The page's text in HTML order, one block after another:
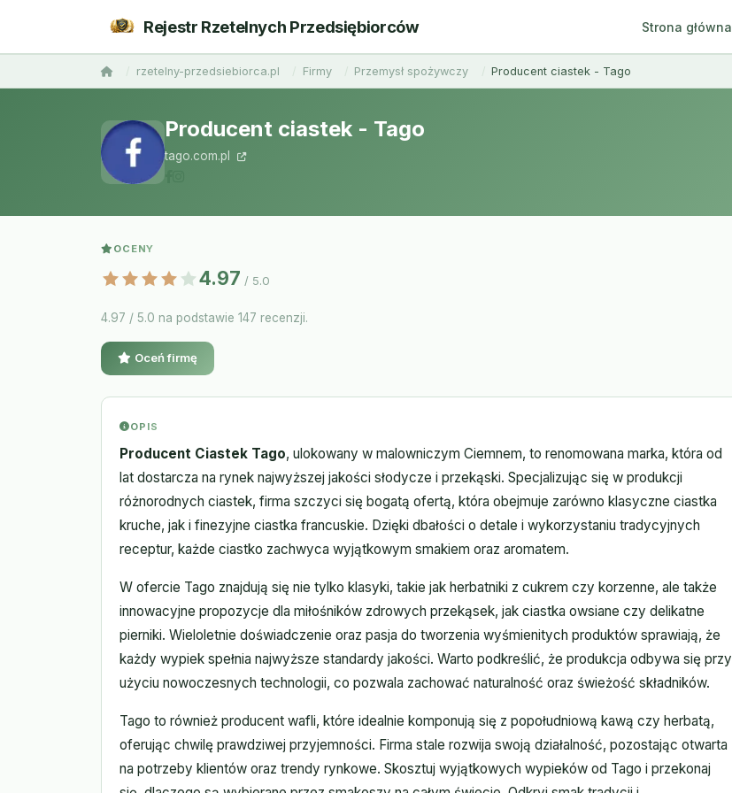
Rejestr Rzetelnych Przedsiębiorców Strona główna
rzetelny-przedsiebiorca.pl Firmy Przemysł spożywczy Producent ciastek - Tago
Producent ciastek - Tago
tago.com.pl
OCENY
4.97 / 5.0
4.97 / 5.0 na podstawie 147 recenzji.
Oceń firmę
OPIS
Producent Ciastek Tago, ulokowany w malowniczym Ciemnem, to renomowana marka, która od
lat dostarcza na rynek najwyższej jakości słodycze i przekąski. Specjalizując się w produkcji
różnorodnych ciastek, firma szczyci się bogatą ofertą, która obejmuje zarówno klasyczne ciastka
kruche, jak i finezyjne ciastka francuskie. Dzięki dbałości o detale i wykorzystaniu tradycyjnych
receptur, każde ciastko zachwyca wyjątkowym smakiem oraz aromatem.
W ofercie Tago znajdują się nie tylko klasyki, takie jak herbatniki z cukrem czy korzenne, ale także
innowacyjne propozycje dla miłośników zdrowych przekąsek, jak ciastka owsiane czy delikatne
pierniki. Wieloletnie doświadczenie oraz pasja do tworzenia wyśmienitych produktów sprawiają, że
każdy wypiek spełnia najwyższe standardy jakości. Warto podkreślić, że produkcja odbywa się przy
użyciu nowoczesnych technologii, co pozwala zachować naturalność oraz świeżość składników.
Tago to również producent wafli, które idealnie komponują się z popołudniową kawą czy herbatą,
oferując chwilę prawdziwej przyjemności. Firma stale rozwija swoją działalność, pozostając otwarta
na potrzeby klientów oraz trendy rynkowe. Skosztuj wyjątkowych wypieków od Tago i przekonaj